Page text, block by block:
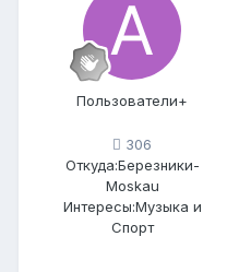
Пользователи+
306
Откуда:Березники-
Moskau
Интересы:Музыка и
Спорт